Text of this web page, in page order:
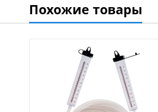
Похожие товары